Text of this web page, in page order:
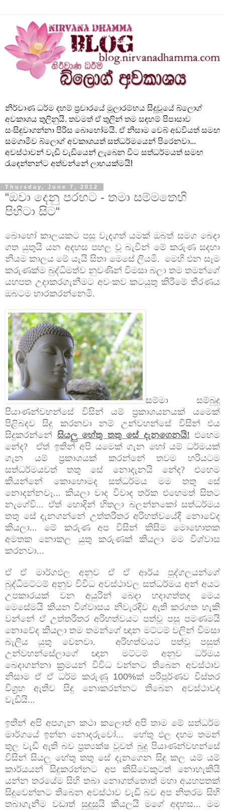
නිර්වාණ ධර්ම දහම් ප්‍රචාරයේ මූලාරම්භය සිදුවූයේ බ්ලොග්
අවකාශය තුලිනුයි. තවමත් ඒ තුලින් තම සඳහම් පිපාසාව
සංසිඳුවාගන්නා පිරිස බොහෝමයි. ඒ නිසාම වෙබ් අඩවියත් සමඟ
සමගාමීව බ්ලොග් අවකාශයත් සත්ධර්මයෙන් පිරෙනවා...
අවස්ථාවන් වැඩි වැඩියෙන් ලැබෙන විට සත්ධර්මයත් සමඟ
රැඳෙන්නන්ට අත්වන්නේ ලාභයක්මයි!
Thursday, June 7, 2012
“ඔවා දෙනු පරහට - තමා සම්මතෙහි
පිහිටා සිට“
බොහෝ කාලයකට පසු වැදගත් යමක් ඔබත් සමග බෙදා
ගත යුතුයි යන අදහස පහල වූ බැවින් මේ කරුණ සදහා
නියම කාලය මේ යැයි සිතා මෙසේ ලියමි. මෙහි එන සෑම
කරුණක්ම බුද්ධිමත්ව නුවණින් විමසා බලා තම තමන්ගේ
යහපත උදාකරගැනීමට අවංකව කටයුතු කිරීමේ තීරණය
ඔබටම භාරකරන්නෙමි.
සම්මා සම්බුදු
පියාණන්වහන්සේ විසින් යම් ප්‍රකාශයනයක් යමෙක්
පිළිබදව සිදු කරනවා නම් උන්වහන්සේ විසින් එය
සිදුකරන්නේ සියලු හේතු තතු සේ දැනගෙනයි! එහෙම
නේද? ඒත් ඉතින් අපි යමෙක් ගැන හෝ යම් ධර්මයක්
ගැන යම් ප්‍රකාශයක් කරන්නේ තවම හරියටම
සත්ධර්මයවත් තතු සේ නොදැනයි නේද? එහෙම
කියන්නේ කොහොමද සත්ධර්මය මම තතු සේ
නොදන්නවෑ... කියලා වාද විවාද තර්ක එහෙමත් සිතට
නැගේවි... ඒත් හොදින් හිතලා බලන්නකෝ සත්ධර්මය
තතු සේ දැනගන්නේ උත්තරීතර අරිහත්වයේදී නොවේද
කියලා... මේ කරුණ අප විසින් කිසිම මොහොතක
අමතක නොකල යුතු කරුණක් කියලා මම විශ්වාස
කරනවා...
ඒ ඒ මාර්ගඵල අනුව ඒ ඒ ආර්ය පුද්ගලයන්ගේ
බුද්ධිමට්ටම් අනුව විවිධ අවස්ථාවල සත්ධර්මය අන් අයට
උපකාරයක් වන අයුරින් බෙදා හදාගත්තද මෙය
මෙසේමයි කියන විශ්වාසය නිවැරදිව ඇති කරගත හැකි
වන්නේ ඒ උත්තරීතර අරිහත්වයට පත්වූ පසු පමණමයි
නොවේද කියලා තම තමන්ගේ ඥාන මට්ටම් වලින් විමසා
බැලිය යුතු වෙනවා. අරිහත්වයට පත්වූ පසුත්
උන්වහන්සේලාගේ ඥාන මට්ටම් අනුව ධර්මය
බෙදාගන්නා ක්‍රමයන් විවිධ වන්නට තිබෙන අවස්ථාව
නිසාම ඒ ඒ ධර්ම කරුණු 100%ක් පරිපූර්ණව විස්තර
විග්‍රහ ඇතිව සිදු නොකරන්නට තිබෙන අවස්ථාවද
වැඩියි...
ඉතින් අපි අපගැන කථා කලොත් අපි තාම මේ සත්ධර්ම
මාර්ගයේ ඉන්න නොදරුවෝ... හේතු ඵල දහම තමන්
තුල වැඩී ඇති බව ප්‍රත්‍යක්ෂ වූවත් බුදු පියාණන්වහන්සේ
විසින් සියලු හේතු තතු සේ දැනගෙන සිදු කල යම් යම්
කාර්යයන් සිදුකරන්නට අප කිසිවෙකුටත් නොහැකියි
යන්න තරයේම සිහි තබා නොගත්තොත් මහා අයහපතක්
සිදුවෙන්නට තිබෙන අවස්ථාව වැඩි බව අප නිතරම සිහි
තබාගැනීම වඩාත් සුදුසුයි කියලයි මගේ අදහස... මම